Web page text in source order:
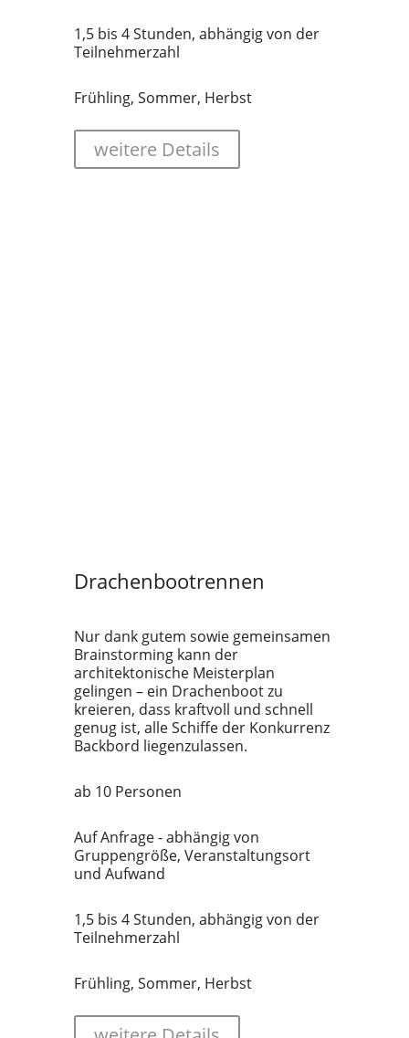
1,5 bis 4 Stunden, abhängig von der
Teilnehmerzahl
Frühling, Sommer, Herbst
weitere Details
Drachenbootrennen
Nur dank gutem sowie gemeinsamen
Brainstorming kann der
architektonische Meisterplan
gelingen – ein Drachenboot zu
kreieren, dass kraftvoll und schnell
genug ist, alle Schiffe der Konkurrenz
Backbord liegenzulassen.
ab 10 Personen
Auf Anfrage - abhängig von
Gruppengröße, Veranstaltungsort
und Aufwand
1,5 bis 4 Stunden, abhängig von der
Teilnehmerzahl
Frühling, Sommer, Herbst